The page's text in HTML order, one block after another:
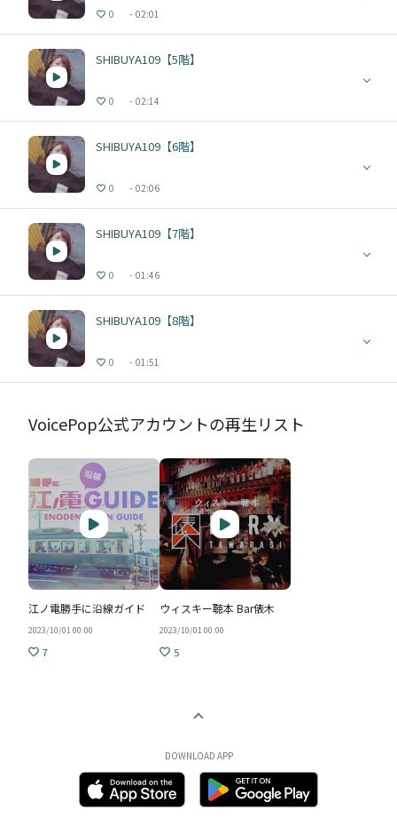
0 02:01
SHIBUYA109【5階】
0 02:14
SHIBUYA109【6階】
0 02:06
SHIBUYA109【7階】
0 01:46
SHIBUYA109【8階】
0 01:51
VoicePop公式アカウントの再生リスト
江ノ電勝手に沿線ガイド
2023/10/01 00:00
7
ウィスキー聴本 Bar俵木
2023/10/01 00:00
5
DOWNLOAD APP